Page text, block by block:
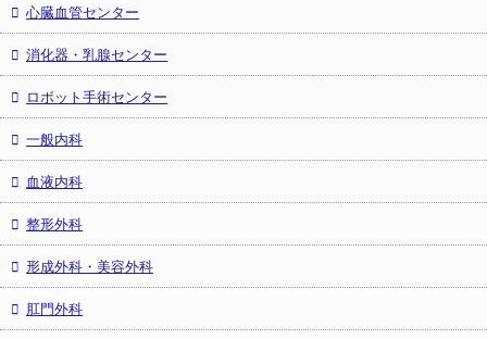
心臓血管センター
消化器・乳腺センター
ロボット手術センター
一般内科
血液内科
整形外科
形成外科・美容外科
肛門外科